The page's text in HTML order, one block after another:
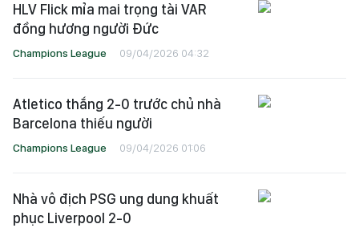
HLV Flick mỉa mai trọng tài VAR
đồng hương người Đức
Champions League 09/04/2026 04:32
Atletico thắng 2-0 trước chủ nhà
Barcelona thiếu người
Champions League 09/04/2026 01:06
Nhà vô địch PSG ung dung khuất
phục Liverpool 2-0